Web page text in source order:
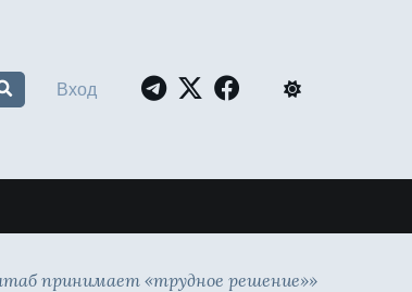
Вход
принимает «трудное решение»»